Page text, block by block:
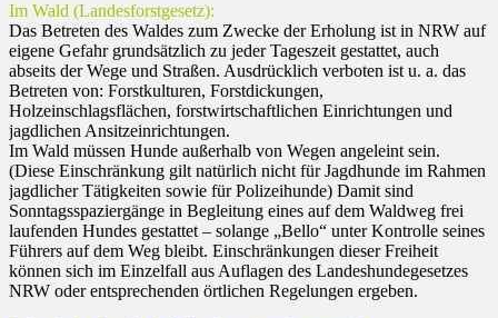
Im Wald (Landesforst­gesetz):
Das Betreten des Waldes zum Zwecke der Erholung ist in NRW auf
eigene Gefahr grundsätzlich zu jeder Tageszeit gestattet, auch
abseits der Wege und Straßen. Ausdrücklich verboten ist u. a. das
Betreten von: Forstkulturen, Forstdickungen,
Holzeinschlagsflächen, forstwirtschaftlichen Einrichtungen und
jagdlichen Ansitzeinrichtungen.
Im Wald müssen Hunde außerhalb von Wegen angeleint sein.
(Diese Ein­schränkung gilt natürlich nicht für Jagdhunde im Rahmen
jagdlicher Tätigkeiten sowie für Polizeihunde) Damit sind
Sonntagsspaziergänge in Begleitung eines auf dem Waldweg frei
laufenden Hundes gestattet – solange „Bello“ unter Kontrolle seines
Führers auf dem Weg bleibt. Einschränkungen dieser Freiheit
können sich im Einzelfall aus Auflagen des Landeshundegesetzes
NRW oder entsprechenden örtlichen Regelungen ergeben.